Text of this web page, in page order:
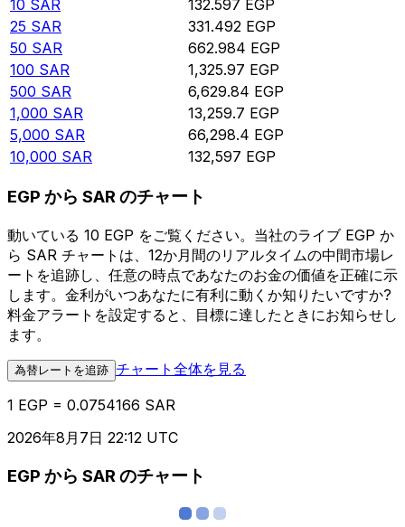
10 SAR 132.597 EGP
25 SAR 331.492 EGP
50 SAR 662.984 EGP
100 SAR 1,325.97 EGP
500 SAR 6,629.84 EGP
1,000 SAR 13,259.7 EGP
5,000 SAR 66,298.4 EGP
10,000 SAR 132,597 EGP
EGP から SAR のチャート
動いている 10 EGP をご覧ください。当社のライブ EGP か
ら SAR チャートは、12か月間のリアルタイムの中間市場レ
ートを追跡し、任意の時点であなたのお金の価値を正確に示
します。金利がいつあなたに有利に動くか知りたいですか?
料金アラートを設定すると、目標に達したときにお知らせし
ます。
為替レートを追跡 チャート全体を見る
1 EGP = 0.0754166 SAR
2026年8月7日 22:12 UTC
EGP から SAR のチャート